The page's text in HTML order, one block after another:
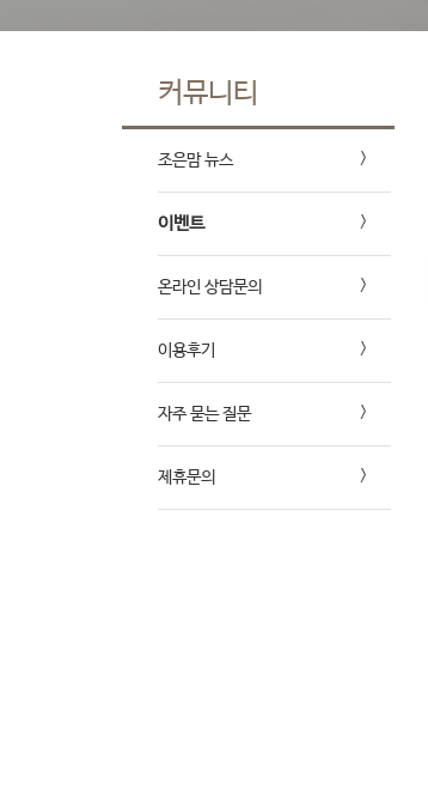
커뮤니티
조은맘 뉴스
이벤트
온라인 상담문의
이용후기
자주 묻는 질문
제휴문의